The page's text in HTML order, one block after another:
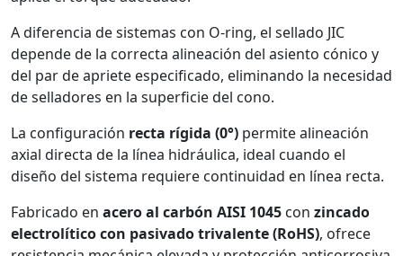
A diferencia de sistemas con O-ring, el sellado JIC
depende de la correcta alineación del asiento cónico y
del par de apriete especificado, eliminando la necesidad
de selladores en la superficie del cono.
La configuración recta rígida (0°) permite alineación
axial directa de la línea hidráulica, ideal cuando el
diseño del sistema requiere continuidad en línea recta.
Fabricado en acero al carbón AISI 1045 con zincado
electrolítico con pasivado trivalente (RoHS), ofrece